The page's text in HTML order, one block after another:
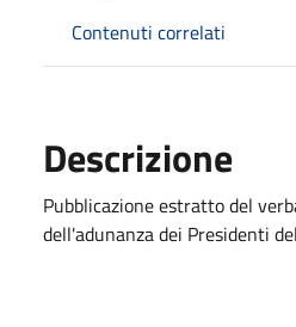
Contenuti correlati
Descrizione
Pubblicazione estratto del
dell'adunanza dei Presidenti